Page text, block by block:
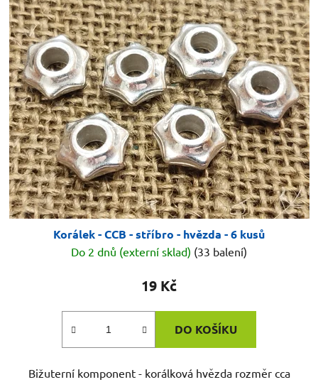
Korálek - CCB - stříbro - hvězda - 6 kusů
Do 2 dnů (externí sklad) (33 balení)
19 Kč
DO KOŠÍKU
Bižuterní komponent - korálková hvězda rozměr cca